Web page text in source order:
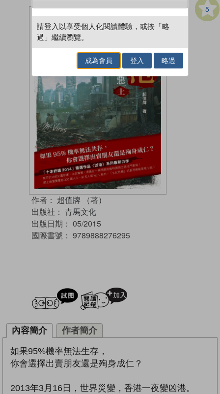
5
作者： 超值牌 （著）
出版社： 青馬文化
出版日期： 05/2015
國際書號： 9789888276295
試閲
內容簡介 作者簡介
如果95%機率無法生存，
你會選擇出賣朋友還是殉身成仁？
2013年3月16日，世界災變，香港一夜變凶港。
請登入以享受個人化閱讀體驗，或按「略
過」繼續瀏覽。
成為會員 登入 略過